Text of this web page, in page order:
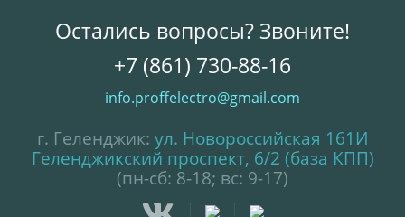
Остались вопросы? Звоните!
+7 (861) 730-88-16
info.proffelectro@gmail.com
г. Геленджик: ул. Новороссийская 161И
Геленджикский проспект, 6/2 (база КПП)
(пн-сб: 8-18; вс: 9-17)